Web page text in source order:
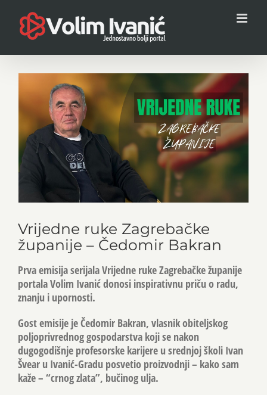
content
Larger
Image
Vrijedne ruke Zagrebačke
županije – Čedomir Bakran
Prva emisija serijala Vrijedne ruke Zagrebačke županije
portala Volim Ivanić donosi inspirativnu priču o radu,
znanju i upornosti.
Gost emisije je Čedomir Bakran, vlasnik obiteljskog
poljoprivrednog gospodarstva koji se nakon
dugogodišnje profesorske karijere u srednjoj školi Ivan
Švear u Ivanić-Gradu posvetio proizvodnji – kako sam
kaže – “crnog zlata”, bučinog ulja.